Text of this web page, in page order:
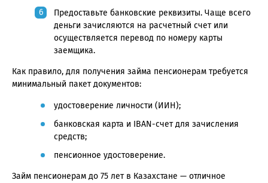
Предоставьте банковские реквизиты. Чаще всего
деньги зачисляются на расчетный счет или
осуществляется перевод по номеру карты
заемщика.
Как правило, для получения займа пенсионерам требуется
минимальный пакет документов:
удостоверение личности (ИИН);
банковская карта и IBAN-счет для зачисления
средств;
пенсионное удостоверение.
Займ пенсионерам до 75 лет в Казахстане — отличное